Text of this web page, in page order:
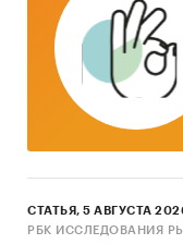
следующи
252321 -
252330 -
252390 -
СТАТЬЯ, 5 АВГУСТА
РБК ИССЛЕДОВАНИЯ